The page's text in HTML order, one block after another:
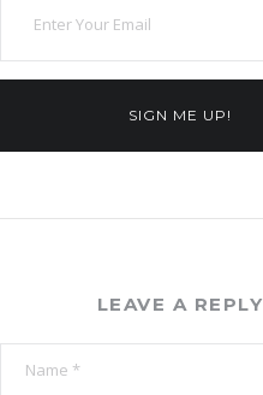
SIGN ME UP!
LEAVE A REPLY